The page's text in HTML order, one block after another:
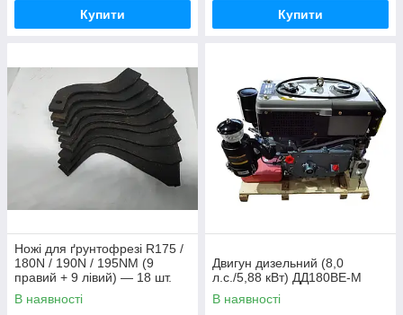
Купити Купити
Ножі для ґрунтофрезі R175 /
180N / 190N / 195NM (9
правий + 9 лівий) — 18 шт.
(комплекс) мотоблоків
В наявності
Двигун дизельний (8,0
л.с./5,88 кВт) ДД180ВЕ-М
В наявності